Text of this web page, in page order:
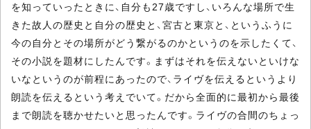
を知っていったときに、自分も27歳ですし、いろんな場所で生
きた故人の歴史と自分の歴史と、宮古と東京と、というふうに
今の自分とその場所がどう繋がるのかというのを示したくて、
その小説を題材にしたんです。まずはそれを伝えないといけな
いなというのが前程にあったので、ライヴを伝えるというより
朗読を伝えるという考えでいて。だから全面的に最初から最後
まで朗読を聴かせたいと思ったんです。ライヴの合間のちょっ